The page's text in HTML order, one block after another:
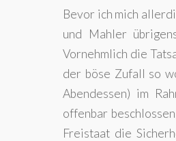
Bevor ich mich
und Mahler
Vornehmlich die
der böse Zufall so
Abendessen) im
offenbar
Freistaat die